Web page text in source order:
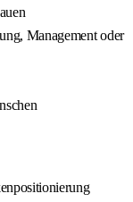
Management oder